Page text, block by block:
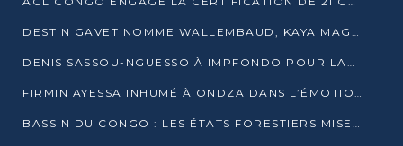
DESTIN GAVET NOMME WALLEMBAUD, KAYA MAGANE, BOUDZIKA ET MBOUSSA-ELLAH AUX COMMANDES DE SA CAMPAGNE
DENIS SASSOU-NGUESSO À IMPFONDO POUR LANCER LE CORRIDOR 13
FIRMIN AYESSA INHUMÉ À ONDZA DANS L’ÉMOTION ET LE RECUEILLEMENT
BASSIN DU CONGO : LES ÉTATS FORESTIERS MISENT SUR LES MARCHÉS CARBONE